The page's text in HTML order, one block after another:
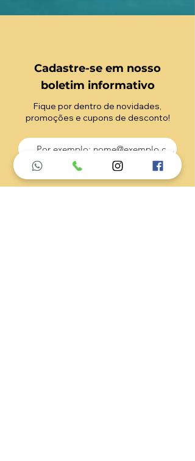
Cadastre-se em nosso
boletim informativo
Fique por dentro de novidades,
promoções e cupons de desconto!